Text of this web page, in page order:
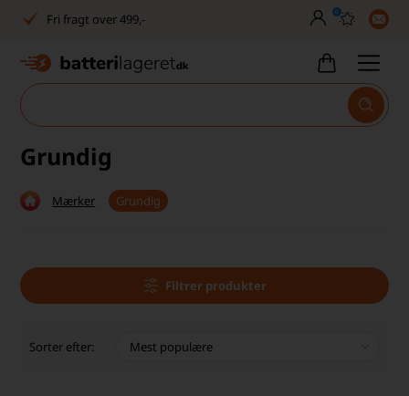
Dansk lager
30 dages returret
1040+ glade kunder på Trustpilot
Dag-til-dag levering
Fri fragt over 499,-
0
Grundig
Mærker Grundig
Filtrer produkter
Sorter efter: